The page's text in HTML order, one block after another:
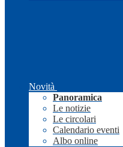
Novità
Panoramica
Le notizie
Le circolari
Calendario eventi
Albo online